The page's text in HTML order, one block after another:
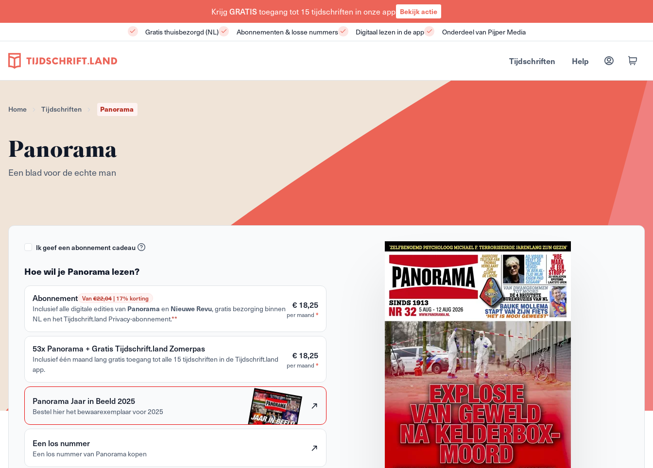
Krijg GRATIStoegang tot 15 tijdschriften in onze app Bekijk actie
Gratis thuisbezorgd (NL) Abonnementen & losse nummers Digitaal lezen in de app Onderdeel van Pijper Media
Tijdschriften Help
Home Tijdschriften Panorama
Panorama
Een blad voor de echte man
Ik geef een abonnement cadeau
Hoe wil je Panorama lezen?
Van€22,04| 17% korting
Abonnement
Inclusief alle digitale edities van Panorama en Nieuwe Revu, gratis bezorging binnen
NL en het Tijdschrift.land Privacy-abonnement.**
€ 18,25
per maand *
53x Panorama + Gratis Tijdschrift.land Zomerpas
Inclusief één maand lang gratis toegang tot alle 15 tijdschriften in de Tijdschrift.land
app.
€ 18,25
per maand *
Panorama Jaar in Beeld 2025
Bestel hier het bewaarexemplaar voor 2025
Een los nummer
Een los nummer van Panorama kopen